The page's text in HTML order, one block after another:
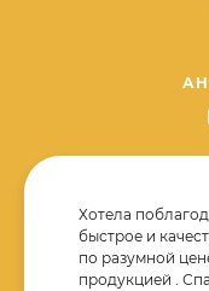
Бумажные крафт
Хотела
быстрое и
по разумной
продукцией .